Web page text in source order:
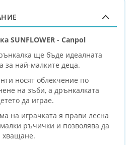
SUNFLOWER - Canpol
ще бъде идеалната
за най-малките деца.
носят облекчение по
на зъби, а дрънкалката
да играе.
на играчката я прави лесна
ръчички и позволява да
хващане.